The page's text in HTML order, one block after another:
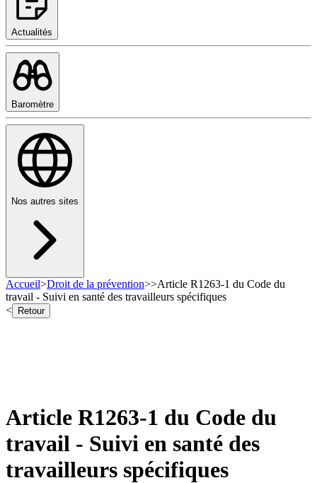
Actualités
Baromètre
Nos autres sites
Accueil>Droit de la prévention>>Article R1263-1 du Code du
travail - Suivi en santé des travailleurs spécifiques
<
Retour
Article R1263-1 du Code du
travail - Suivi en santé des
travailleurs spécifiques